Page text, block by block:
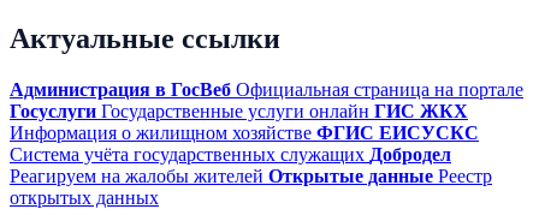
Актуальные ссылки
Администрация в ГосВеб Официальная страница на портале
Госуслуги Государственные услуги онлайн ГИС ЖКХ
Информация о жилищном хозяйстве ФГИС ЕИСУСКС
Система учёта государственных служащих Добродел
Реагируем на жалобы жителей Открытые данные Реестр
открытых данных